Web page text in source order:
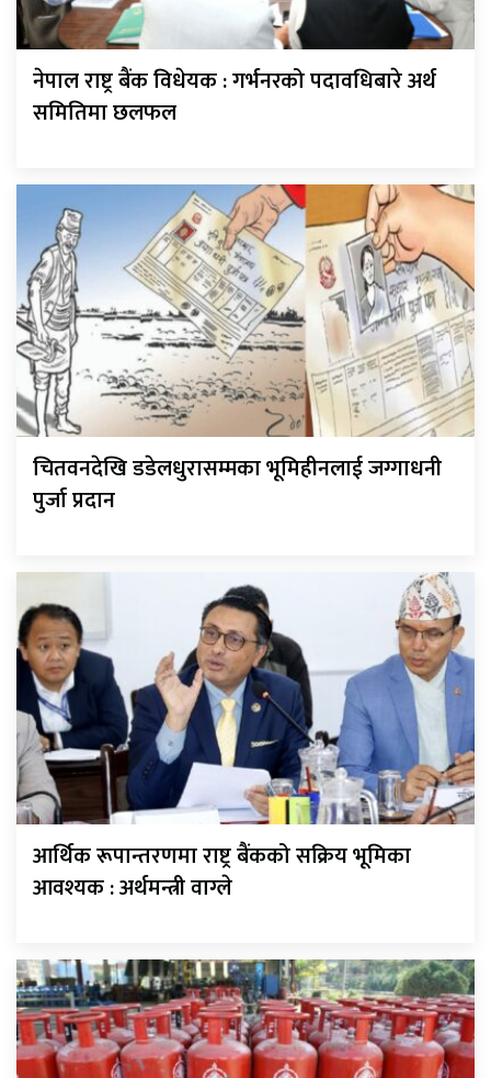
नेपाल राष्ट्र बैंक विधेयक : गर्भनरको पदावधिबारे अर्थ
समितिमा छलफल
चितवनदेखि डडेलधुरासम्मका भूमिहीनलाई जग्गाधनी
पुर्जा प्रदान
आर्थिक रूपान्तरणमा राष्ट्र बैंकको सक्रिय भूमिका
आवश्यक : अर्थमन्त्री वाग्ले